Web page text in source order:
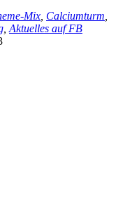
Mix Calciumturm
Aktuelles auf FB